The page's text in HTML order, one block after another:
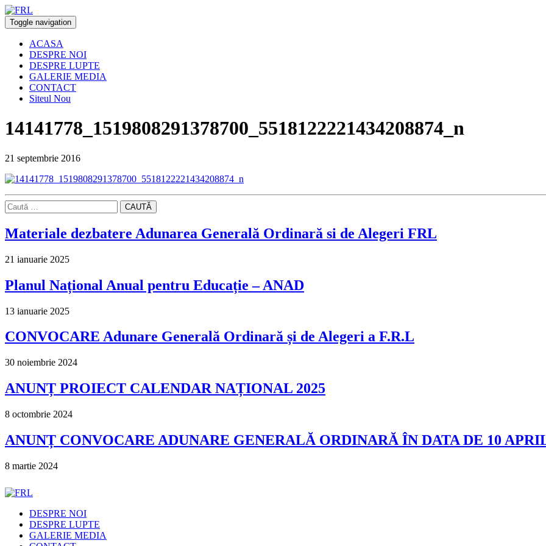
Toggle navigation
ACASA
DESPRE NOI
DESPRE LUPTE
GALERIE MEDIA
CONTACT
Siteul Nou
14141778_1519808291378700_5518122221434208874_n
21 septembrie 2016
CAUTĂ
Materiale dezbatere Adunarea Generală Ordinară si de Alegeri FRL
21 ianuarie 2025
Planul Național Anual pentru Educație – ANAD
13 ianuarie 2025
CONVOCARE Adunare Generală Ordinară și de Alegeri a F.R.L
30 noiembrie 2024
ANUNȚ PROIECT CALENDAR NAȚIONAL 2025
8 octombrie 2024
ANUNȚ CONVOCARE ADUNARE GENERALĂ ORDINARĂ ÎN DATA DE 10
8 martie 2024
DESPRE NOI
DESPRE LUPTE
GALERIE MEDIA